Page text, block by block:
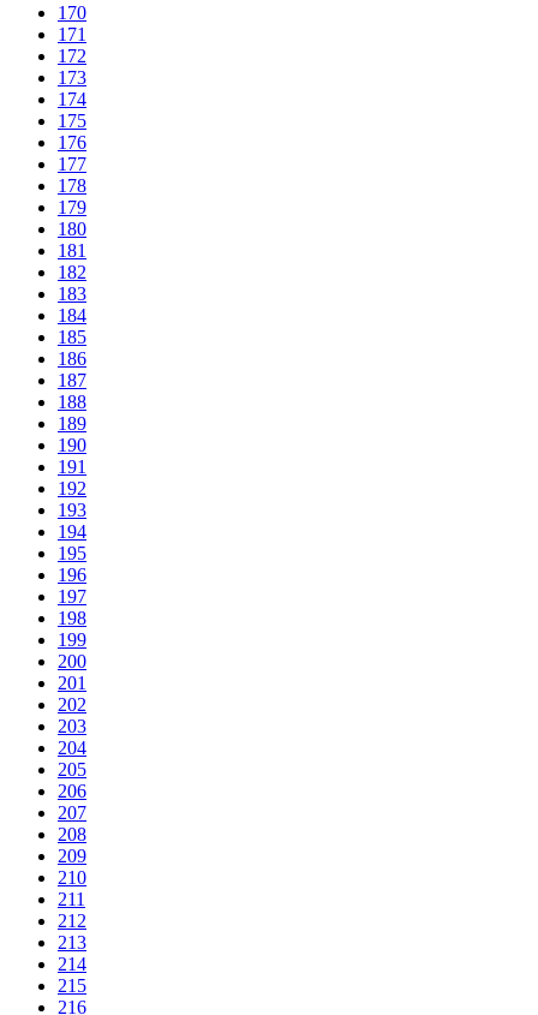
170
171
172
173
174
175
176
177
178
179
180
181
182
183
184
185
186
187
188
189
190
191
192
193
194
195
196
197
198
199
200
201
202
203
204
205
206
207
208
209
210
211
212
213
214
215
216